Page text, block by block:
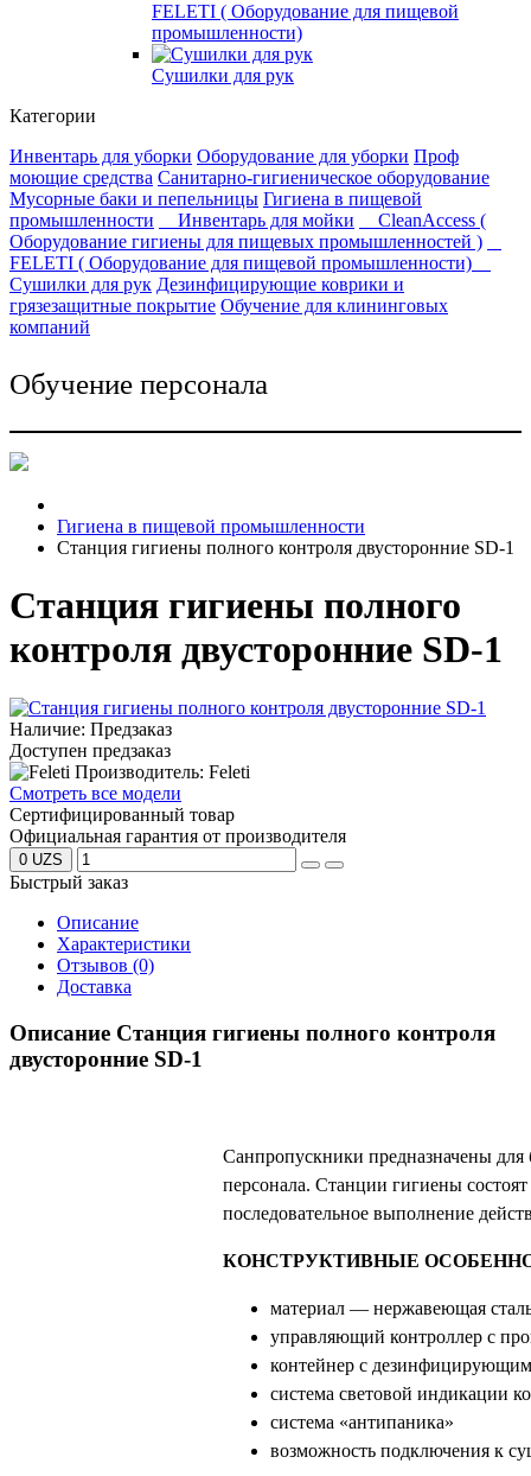
FELETI ( Оборудование для пищевой
промышленности)
Сушилки для рук
Категории
Инвентарь для уборки Оборудование для уборки Проф
моющие средства Санитарно-гигиеническое оборудование
Мусорные баки и пепельницы Гигиена в пищевой
промышленности
Инвентарь для мойки
СleanAccess (
Оборудование гигиены для пищевых промышленностей )
FELETI ( Оборудование для пищевой промышленности)
Сушилки для рук Дезинфицирующие коврики и
грязезащитные покрытие Обучение для клининговых
компаний
Обучение персонала
Гигиена в пищевой промышленности
Станция гигиены полного контроля двусторонние SD-1
Станция гигиены полного
контроля двусторонние SD-1
Наличие: Предзаказ
Доступен предзаказ
Производитель: Feleti
Смотреть все модели
Сертифицированный товар
Официальная гарантия от производителя
0 UZS
Быстрый заказ
Описание
Характеристики
Отзывов (0)
Доставка
Описание Станция гигиены полного контроля
двусторонние SD-1
Санпропускники предназначены
персонала. Станции гигиены
последовательное выполнение
КОНСТРУКТИВНЫЕ
материал — нержавеющая
управляющий контроллер с
контейнер с дезинфицирующим
система световой индикации
система «антипаника»
возможность подключения к